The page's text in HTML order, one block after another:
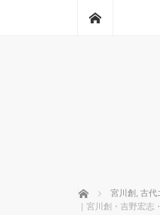
ホーム 宮川創 , 古代
｜宮川創・吉野宏志